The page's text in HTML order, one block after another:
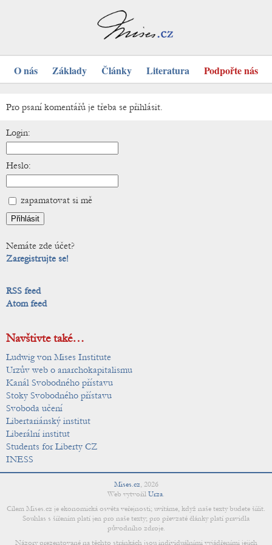
O nás Základy Články Literatura Podpořte nás
Pro psaní komentářů je třeba se přihlásit.
Login:
Heslo:
zapamatovat si mě
Nemáte zde účet?
Zaregistrujte se!
RSS feed
Atom feed
Navštivte také…
Ludwig von Mises Institute
Urzův web o anarchokapitalismu
Kanál Svobodného přístavu
Stoky Svobodného přístavu
Svoboda učení
Libertariánský institut
Liberální institut
Students for Liberty CZ
INESS
Mises.cz, 2026
Web vytvořil Urza.
Cílem Mises.cz je ekonomická osvěta veřejnosti; uvítáme, když naše texty budete šířit.
Souhlas s šířením platí jen pro naše texty; pro převzaté články platí pravidla
původního zdroje.
Názory prezentované na těchto stránkách jsou individuálními vyjádřeními jejich